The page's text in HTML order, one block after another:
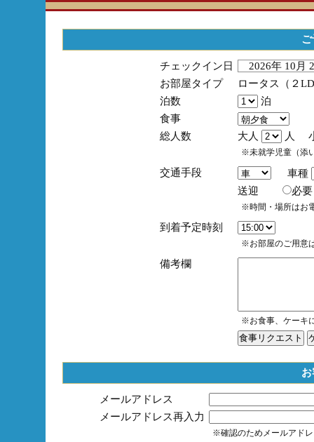
チェックイン日
2026年 10
お部屋タイプ
ロータス（２
泊数
泊
食事
総人数
大人 人
※未就学児童（添
交通手段
車種
送迎
※時間・場所はお
到着予定時刻
※お部屋のご用意
備考欄
※お食事、ケーキ
メールアドレス
メールアドレス再入力
※確認のためメールアド